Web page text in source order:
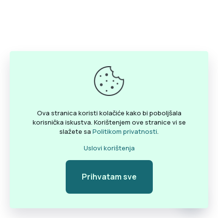
Ova stranica koristi kolačiće kako bi poboljšala
korisnička iskustva. Korištenjem ove stranice vi se
slažete sa Politikom privatnosti.
Uslovi korištenja
Prihvatam sve
Pozovite
Open